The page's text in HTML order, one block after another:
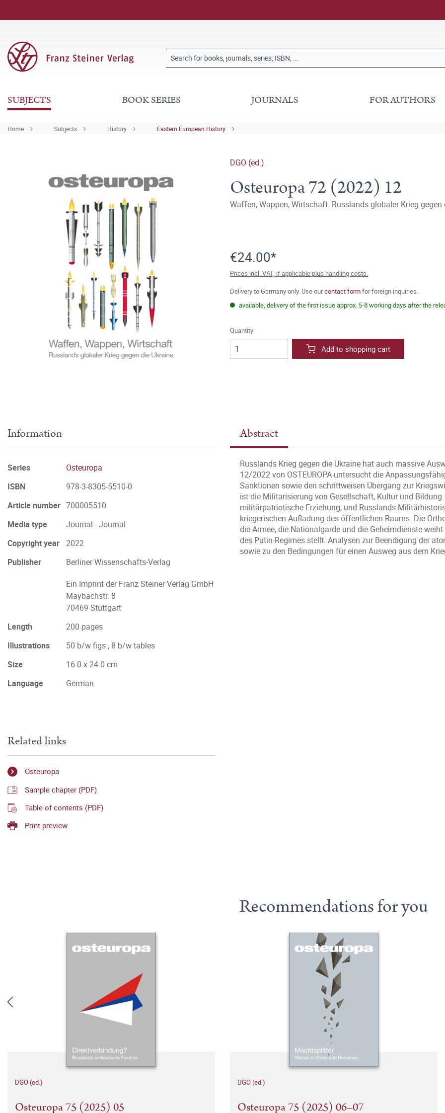
SUBJECTS BOOK SERIES JOURNALS FOR AUTHORS
Home Subjects History Eastern European History
DGO (ed.)
Osteuropa 72 (2022) 12
Waffen, Wappen, Wirtschaft. Russlands globaler Krieg gegen
€24.00*
Prices incl. VAT, if applicable plus handling costs.
Delivery to Germany only. Use ourcontact formfor foreign inquiries.
available, delivery of the first issue approx. 5-8 working days after the
Quantity:
Add to shopping cart
Abstract
Russlands Krieg gegen die Ukraine hat auch massive
12/2022 von OSTEUROPA untersucht die
Sanktionen sowie den schrittweisen Übergang zur
ist die Militarisierung von Gesellschaft, Kultur und
militärpatriotische Erziehung, und Russlands
kriegerischen Aufladung des öffentlichen Raums. Die
die Armee, die Nationalgarde und die Geheimdienste
des Putin-Regimes stellt. Analysen zur Beendigung der
sowie zu den Bedingungen für einen Ausweg aus dem
Information
Series
Osteuropa
ISBN
978-3-8305-5510-0
Article number 700005510
Media type
Journal - Journal
Copyright year 2022
Publisher
Berliner Wissenschafts-Verlag
Ein Imprint der Franz Steiner Verlag GmbH
Maybachstr. 8
70469 Stuttgart
Length
200 pages
Illustrations
50 b/w figs., 8 b/w tables
Size
16.0 x 24.0 cm
Language
German
Related links
Osteuropa
Sample chapter (PDF)
Table of contents (PDF)
Print preview
Recommendations for you
DGO (ed.)
Osteuropa 75 (2025) 05
DGO (ed.)
Osteuropa 75 (2025) 06–07